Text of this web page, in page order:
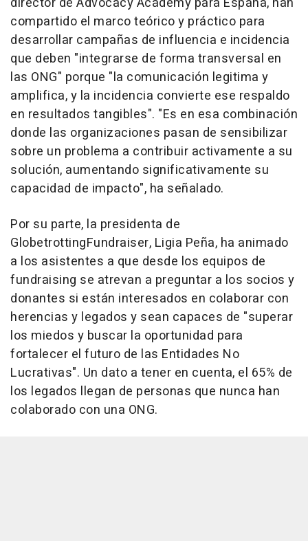
compartido el marco teórico y práctico para
desarrollar campañas de influencia e incidencia
que deben "integrarse de forma transversal en
las ONG" porque "la comunicación legitima y
amplifica, y la incidencia convierte ese respaldo
en resultados tangibles". "Es en esa combinación
donde las organizaciones pasan de sensibilizar
sobre un problema a contribuir activamente a su
solución, aumentando significativamente su
capacidad de impacto", ha señalado.
Por su parte, la presidenta de
GlobetrottingFundraiser, Ligia Peña, ha animado
a los asistentes a que desde los equipos de
fundraising se atrevan a preguntar a los socios y
donantes si están interesados en colaborar con
herencias y legados y sean capaces de "superar
los miedos y buscar la oportunidad para
fortalecer el futuro de las Entidades No
Lucrativas". Un dato a tener en cuenta, el 65% de
los legados llegan de personas que nunca han
colaborado con una ONG.